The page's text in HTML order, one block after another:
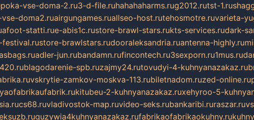
poka-vse-doma-2.ru3-d-file.ruhahahaharms.rug2012.rutst-1.ru
doma2.ruairgungames.ruallseo-host.rutehosmotre.ruvarieta-
statti.rue-abis1c.rustore-brawl-stars.rukts-services.rudark-
festival.rustore-brawlstars.rudooraleksandria.ruantenna-highly.ru
adler-jun.rubandamn.rufincontech.ru3sexporn.ru1mus.ru
blagodarenie-spb.ruzajmy24.rutovudyi-4-kuhnyanazakaz.ru
vskrytie-zamkov-moskva-113.rubiletnadom.ruzed-online.ru
kitubeu-2-kuhnyanazakaz.ruxehyroo-5-
cs68.ruvladivostok-map.ruvideo-seks.rubankaribi.ruraszar.ru
guzywia4kuhnyanazakaz.rufabrikaofabrikaokuhny.ru